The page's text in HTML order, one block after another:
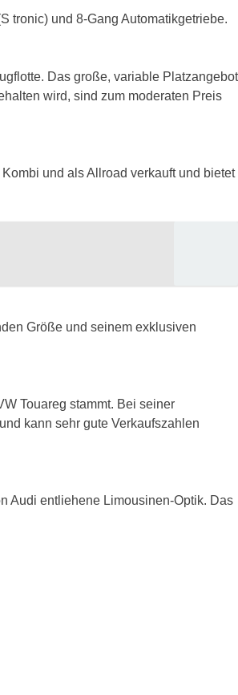
tronic) und 8-Gang Automatikgetriebe.
Das große, variable Platzangebot
wird, sind zum moderaten Preis
und als Allroad verkauft und bietet
Größe und seinem exklusiven
Touareg stammt. Bei seiner
kann sehr gute Verkaufszahlen
Audi entliehene Limousinen-Optik. Das